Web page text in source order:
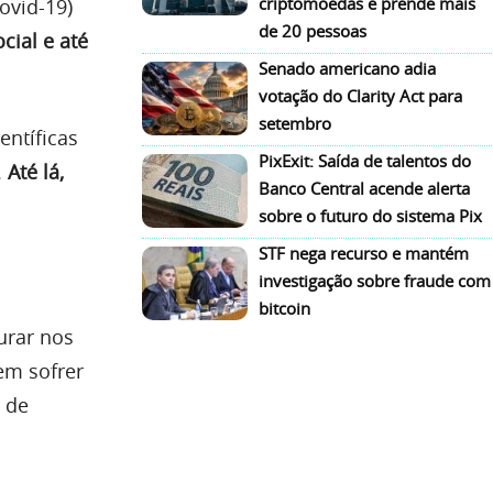
19)
e até
Até lá,
nos
sofrer
de
de 20 pessoas
Senado americano adia
votação do Clarity Act para
setembro
PixExit: Saída de talentos do
Banco Central acende alerta
sobre o futuro do sistema Pix
STF nega recurso e mantém
investigação sobre fraude com
bitcoin